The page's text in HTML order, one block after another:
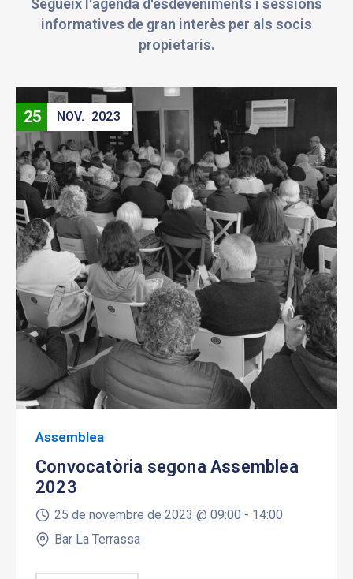
informatives de gran interès per als socis
propietaris.
25 NOV. 2023
Assemblea
Convocatòria segona Assemblea
2023
25 de novembre de 2023 @ 09:00 - 14:00
Bar La Terrassa